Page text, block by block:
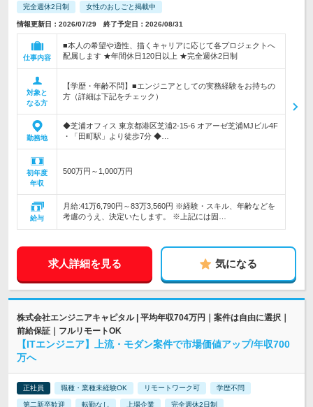
完全週休2日制 女性のおしごと掲載中
情報更新日：2026/07/29 終了予定日：2026/08/31
仕事内容
■本人の希望や適性、描くキャリアに応じて各プロジェクトへ
配属します ★年間休日120日以上 ★完全週休2日制
対象と
なる方
【学歴・年齢不問】■エンジニアとしての実務経験をお持ちの
方（詳細は下記をチェック）
勤務地
◆芝浦オフィス 東京都港区芝浦2-15-6 オアーゼ芝浦MJビル4F
・「田町駅」より徒歩7分 ◆…
初年度
年収
500万円～1,000万円
給与
月給:41万6,790円～83万3,560円 ※経験・スキル、年齢などを
考慮のうえ、決定いたします。 ※上記には固…
求人詳細を見る 気になる
株式会社エンジニアキャピタル | 平均年収704万円｜案件は自由に選択｜
前給保証｜フルリモートOK
【ITエンジニア】上流・モダン案件で市場価値アップ/年収700
万へ
正社員 職種・業種未経験OK リモートワーク可 学歴不問
第二新卒歓迎 転勤なし 上場企業 完全週休2日制